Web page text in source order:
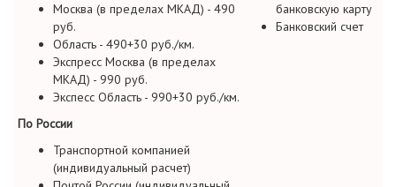
Москва (в пределах МКАД) - 490
руб.
Область - 490+30 руб./км.
Экспресс Москва (в пределах
МКАД) - 990 руб.
Экспесс Область - 990+30 руб./км.
По России
Транспортной компанией
(индивидуальный расчет)
банковскую карту
Банковский счет